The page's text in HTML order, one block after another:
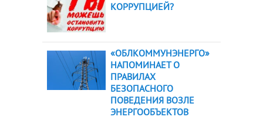
КОРРУПЦИЕЙ?
«ОБЛКОММУНЭНЕРГО»
НАПОМИНАЕТ О
ПРАВИЛАХ
БЕЗОПАСНОГО
ПОВЕДЕНИЯ ВОЗЛЕ
ЭНЕРГООБЪЕКТОВ